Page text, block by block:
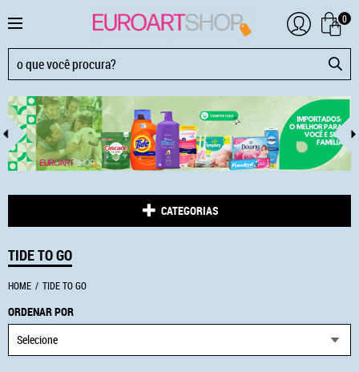
0
CATEGORIAS
TIDE TO GO
HOME TIDE TO GO
ORDENAR POR
Selecione